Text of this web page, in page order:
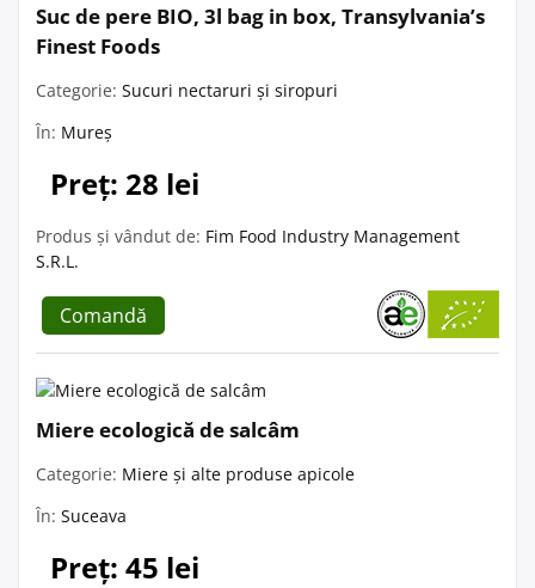
Suc de pere BIO, 3l bag in box, Transylvania’s
Finest Foods
Categorie: Sucuri nectaruri și siropuri
În: Mureș
Preț: 28 lei
Produs și vândut de: Fim Food Industry Management
S.R.L.
Comandă
Miere ecologică de salcâm
Categorie: Miere și alte produse apicole
În: Suceava
Preț: 45 lei